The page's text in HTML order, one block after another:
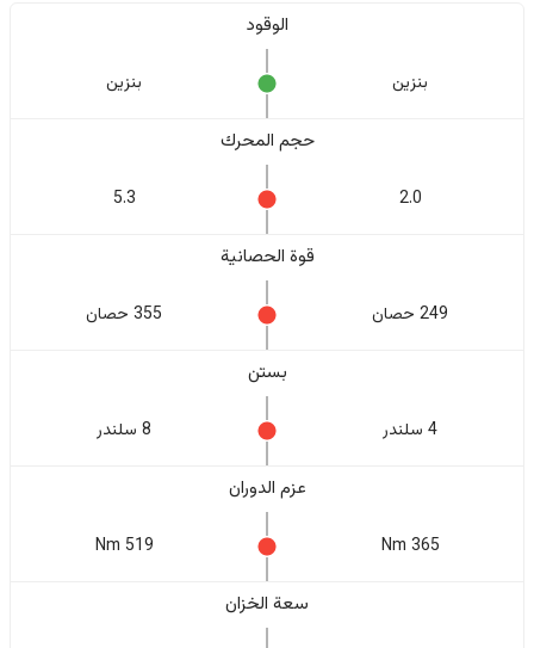
الوقود
بنزين بنزين
حجم المحرك
2.0
5.3
قوة الحصانية
249 حصان 355 حصان
بستن
4 سلندر 8 سلندر
عزم الدوران
365 Nm
519 Nm
سعة الخزان